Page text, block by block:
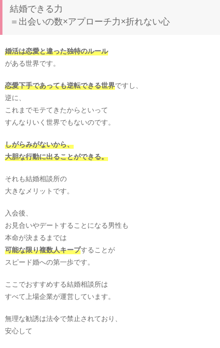
結婚できる力
＝出会いの数×アプローチ力×折れない心
婚活は恋愛と違った独特のルール
がある世界です。
恋愛下手であっても逆転できる世界ですし、
逆に、
これまでモテてきたからといって
すんなりいく世界でもないのです。
しがらみがないから、
大胆な行動に出ることができる。
それも結婚相談所の
大きなメリットです。
入会後、
お見合いやデートすることになる男性も
本命が決まるまでは
可能な限り複数人キープすることが
スピード婚への第一歩です。
ここでおすすめする結婚相談所は
すべて上場企業が運営しています。
無理な勧誘は法令で禁止されており、
安心して